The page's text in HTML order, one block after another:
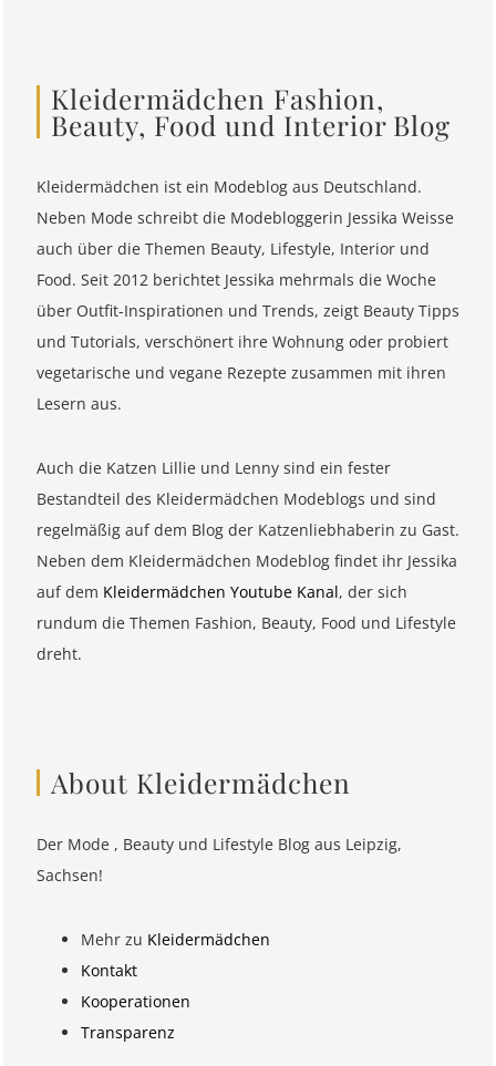
Kleidermädchen Fashion,
Beauty, Food und Interior Blog
Kleidermädchen ist ein Modeblog aus Deutschland.
Neben Mode schreibt die Modebloggerin Jessika Weisse
auch über die Themen Beauty, Lifestyle, Interior und
Food. Seit 2012 berichtet Jessika mehrmals die Woche
über Outfit-Inspirationen und Trends, zeigt Beauty Tipps
und Tutorials, verschönert ihre Wohnung oder probiert
vegetarische und vegane Rezepte zusammen mit ihren
Lesern aus.
Auch die Katzen Lillie und Lenny sind ein fester
Bestandteil des Kleidermädchen Modeblogs und sind
regelmäßig auf dem Blog der Katzenliebhaberin zu Gast.
Neben dem Kleidermädchen Modeblog findet ihr Jessika
auf dem Kleidermädchen Youtube Kanal, der sich
rundum die Themen Fashion, Beauty, Food und Lifestyle
dreht.
About Kleidermädchen
Der Mode , Beauty und Lifestyle Blog aus Leipzig,
Sachsen!
Mehr zu Kleidermädchen
Kontakt
Kooperationen
Transparenz